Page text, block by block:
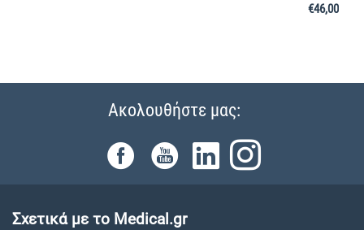
€46,00
Ακολουθήστε μας:
Σχετικά με το Medical.gr